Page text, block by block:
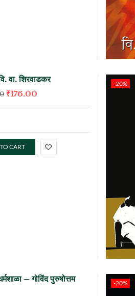
वा. शिरवाडकर
₹176.00
CART
-20%
– गोविंद पुरुषोत्तम
-20%